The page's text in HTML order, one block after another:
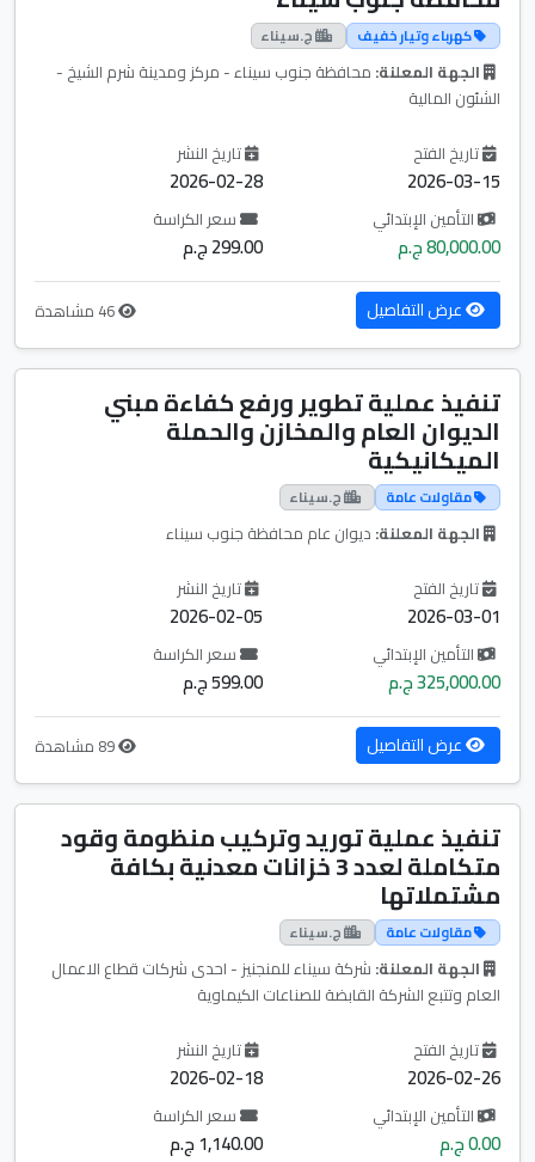
كهرباء وتيار خفيف ج.سيناء
الجهة المعلنة: محافظة جنوب سيناء - مركز ومدينة شرم الشيخ -
الشئون المالية
تاريخ الفتح
2026-03-15
تاريخ النشر
2026-02-28
التأمين الإبتدائي
80,000.00 ج.م
سعر الكراسة
299.00 ج.م
عرض التفاصيل
تنفيذ عملية تطوير ورفع كفاءة مبني
الديوان العام والمخازن والحملة
الميكانيكية
مقاولات عامة ج.سيناء
الجهة المعلنة: ديوان عام محافظة جنوب سيناء
تاريخ الفتح
2026-03-01
تاريخ النشر
2026-02-05
التأمين الإبتدائي
325,000.00 ج.م
سعر الكراسة
599.00 ج.م
عرض التفاصيل
تنفيذ عملية توريد وتركيب منظومة وقود
متكاملة لعدد 3 خزانات معدنية بكافة
مشتملاتها
مقاولات عامة ج.سيناء
الجهة المعلنة: شركة سيناء للمنجنيز - احدى شركات قطاع الاعمال
العام وتتبع الشركة القابضة للصناعات الكيماوية
تاريخ الفتح
2026-02-26
تاريخ النشر
2026-02-18
التأمين الإبتدائي
0.00 ج.م
سعر الكراسة
1,140.00 ج.م